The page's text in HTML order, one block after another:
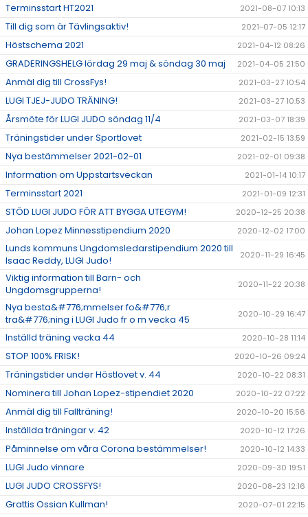
Terminsstart HT2021 2021-08-07 10:13
Till dig som är Tävlingsaktiv! 2021-07-05 12:17
Höstschema 2021 2021-04-12 08:26
GRADERINGSHELG lördag 29 maj & söndag 30 maj 2021-04-05 21:50
Anmäl dig till CrossFys! 2021-03-27 10:54
LUGI TJEJ-JUDO TRÄNING! 2021-03-27 10:53
Årsmöte för LUGI JUDO söndag 11/4 2021-03-07 18:39
Träningstider under Sportlovet 2021-02-15 13:59
Nya bestämmelser 2021-02-01 2021-02-01 09:38
Information om Uppstartsveckan 2021-01-14 10:17
Terminsstart 2021 2021-01-09 12:31
STÖD LUGI JUDO FÖR ATT BYGGA UTEGYM! 2020-12-25 20:38
Johan Lopez Minnesstipendium 2020 2020-12-02 17:00
Lunds kommuns Ungdomsledarstipendium 2020 till
Isaac Reddy, LUGI Judo!
2020-11-29 16:45
Viktig information till Barn- och
Ungdomsgrupperna!
2020-11-22 20:38
Nya besta&#776;mmelser fo&#776;r
tra&#776;ning i LUGI Judo fr o m vecka 45
2020-10-29 16:47
Inställd träning vecka 44 2020-10-28 11:14
STOP 100% FRISK! 2020-10-26 09:24
Träningstider under Höstlovet v. 44 2020-10-22 08:31
Nominera till Johan Lopez-stipendiet 2020 2020-10-22 07:22
Anmäl dig till Fallträning! 2020-10-20 15:56
Inställda träningar v. 42 2020-10-12 17:26
Påminnelse om våra Corona bestämmelser! 2020-10-12 14:33
LUGI Judo vinnare 2020-09-30 19:51
LUGI JUDO CROSSFYS! 2020-08-23 12:16
Grattis Ossian Kullman! 2020-07-01 22:15